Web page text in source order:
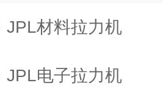
JPL材料拉力机
JPL电子拉力机